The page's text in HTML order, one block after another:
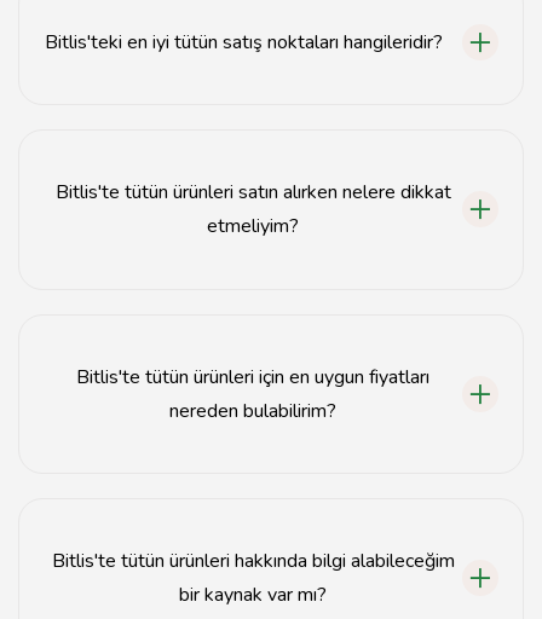
Bitlis'teki en iyi tütün satış noktaları hangileridir?
Bitlis'te tütün ürünleri satın alırken nelere dikkat
etmeliyim?
Bitlis'te tütün ürünleri için en uygun fiyatları
nereden bulabilirim?
Bitlis'te tütün ürünleri hakkında bilgi alabileceğim
bir kaynak var mı?